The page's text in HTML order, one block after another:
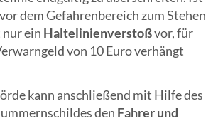
dem Gefahrenbereich zum Stehen
nur ein Haltelinienverstoßvor, für
von 10 Euro verhängt
kann anschließend mit Hilfe des
den Fahrer und